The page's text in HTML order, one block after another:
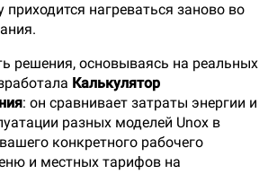
нагреваться заново во
решения, основываясь на реальных
Калькулятор
: он сравнивает затраты энергии и
разных моделей Unox в
конкретного рабочего
и местных тарифов на